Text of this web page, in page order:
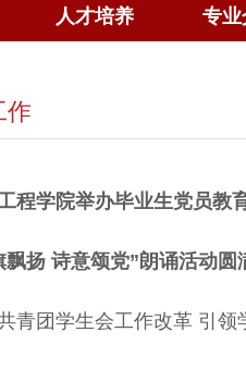
人才培养 专业
作
程学院举办毕业生党员教
飘扬 诗意颂党”朗诵活动
青团学生会工作改革 引领